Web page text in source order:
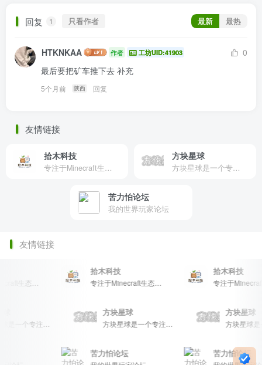
回复 1 只看作者 最新 最热
HTKNKAA 作者 工坊UID:41903
0
最后要把矿车推下去 补充
5个月前 陕西 回复
友情链接
拾木科技
专注于Minecraft生态建设
方块星球
方块星球是一个专注于我的世界的中文论坛，提供丰富的资源分享、玩家交流和创意展示，包括地图、皮肤、数据包等内容，打造Minecraft玩家的专属社区乐园！
苦力怕论坛
我的世界玩家论坛
友情链接
专注于Minecraft生态建设
拾木科技
专注于Minecraft生态建设
拾木科技
方块星球 方块星
苦力怕论坛 苦力怕论坛